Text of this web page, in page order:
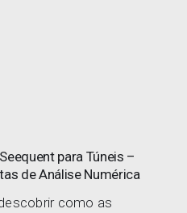
para Túneis –
de Análise Numérica
como as